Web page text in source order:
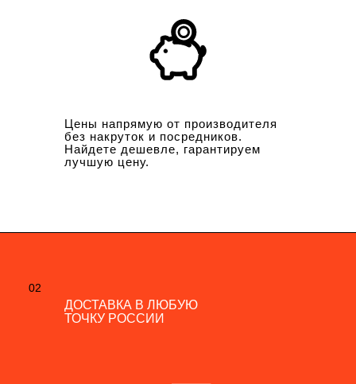
Цены напрямую от производителя
без накруток и посредников.
Найдете дешевле, гарантируем
лучшую цену.
02
ДОСТАВКА В ЛЮБУЮ
ТОЧКУ РОССИИ
02
ДОСТАВКА В ЛЮБУЮ
ТОЧКУ РОССИИ